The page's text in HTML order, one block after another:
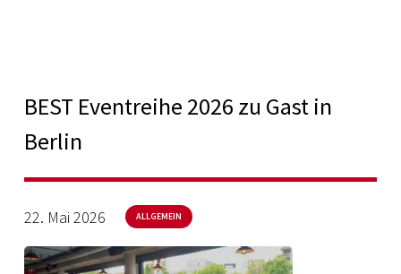
BEST Eventreihe 2026 zu Gast in
Berlin
22. Mai 2026 ALLGEMEIN